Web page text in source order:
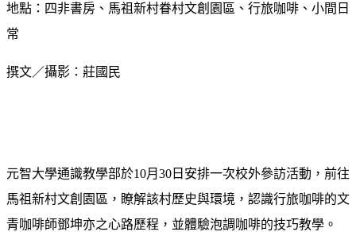
地點： 四非書房、馬祖新村眷村文創園區、行旅咖啡、小間日
常
撰文／攝影：莊國民
元智大學通識教學部於10月30日安排一次校外參訪活動，前往
馬祖新村文創園區，瞭解該村歷史與環境，認識行旅咖啡的文
青咖啡師鄧坤亦之心路歷程，並體驗泡調咖啡的技巧教學。